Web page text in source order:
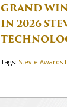
GRAND
IN 2026
Tags: Stevie Awards